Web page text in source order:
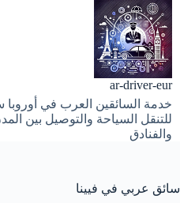
التجاوز
إلى
المحتوى
ar-driver-eur
خدمة السائقين العرب في أوروبا
للتنقل السياحة والتوصيل بين
والفنادق
سائق عربي في فيينا